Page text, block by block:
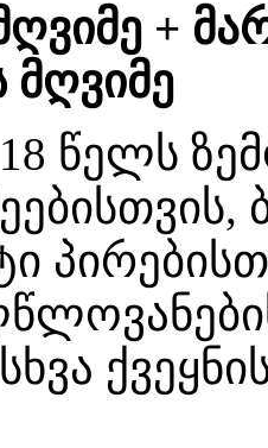
+
მღვიმე
წელს